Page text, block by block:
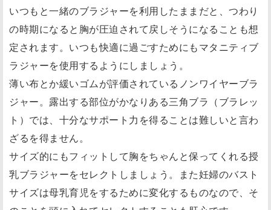
いつもと一緒のブラジャーを利用したままだと、つわり
の時期になると胸が圧迫されて戻しそうになることも想
定されます。いつも快適に過ごすためにもマタニティブ
ラジャーを使用するようにしましょう。
薄い布とか緩いゴムが評価されているノンワイヤーブラ
ジャー。露出する部位がかなりある三角ブラ（ブラレッ
ト）では、十分なサポート力を得ることは難しいと言わ
ざるを得ません。
サイズ的にもフィットして胸をちゃんと保ってくれる授
乳ブラジャーをセレクトしましょう。また妊婦のバスト
サイズは母乳育児をするために変化するものなので、そ